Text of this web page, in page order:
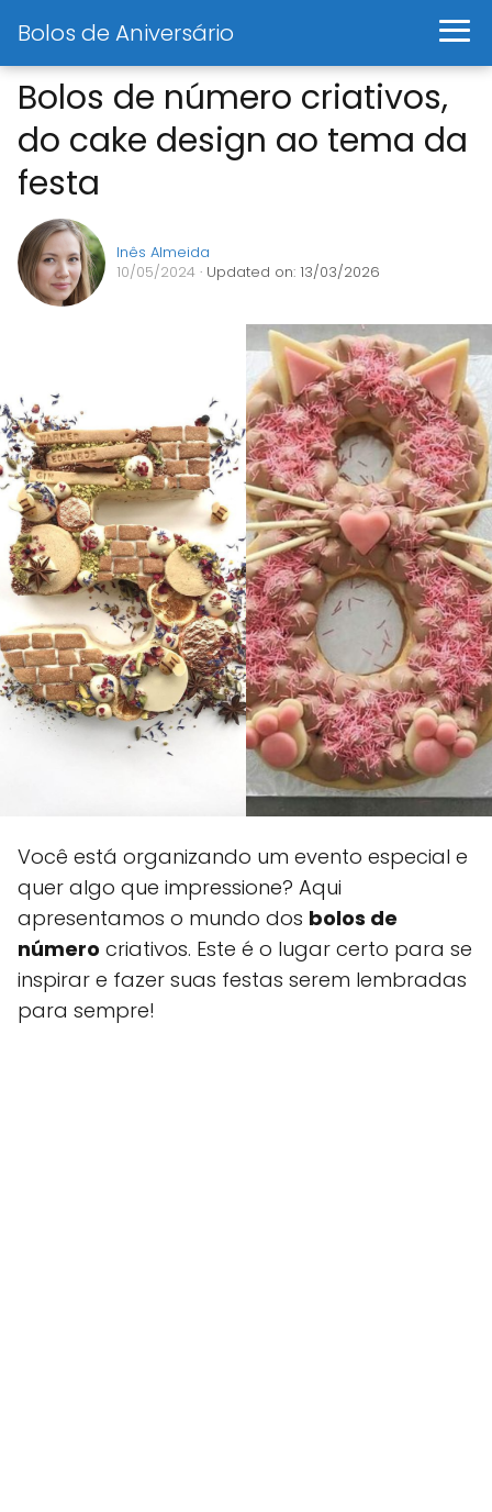
Bolos de Aniversário
Bolos de número criativos,
do cake design ao tema da
festa
Inês Almeida
10/05/2024 · Updated on: 13/03/2026
Você está organizando um evento especial e
quer algo que impressione? Aqui
apresentamos o mundo dos bolos de
número criativos. Este é o lugar certo para se
inspirar e fazer suas festas serem lembradas
para sempre!